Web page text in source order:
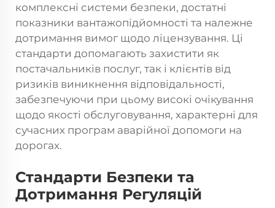
комплексні системи безпеки, достатні
показники вантажопідйомності та належне
дотримання вимог щодо ліцензування. Ці
стандарти допомагають захистити як
постачальників послуг, так і клієнтів від
ризиків виникнення відповідальності,
забезпечуючи при цьому високі очікування
щодо якості обслуговування, характерні для
сучасних програм аварійної допомоги на
дорогах.
Стандарти Безпеки та
Дотримання Регуляцій